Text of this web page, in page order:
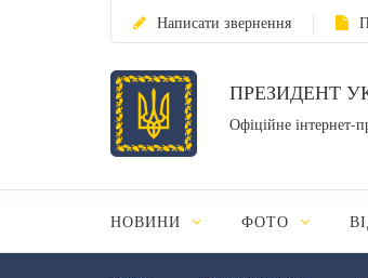
Написати звернення
ПРЕЗИДЕНТ
Офіційне інтернет-
НОВИНИ ФОТО